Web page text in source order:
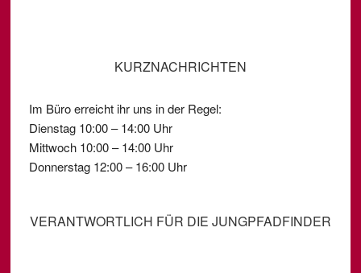
KURZNACHRICHTEN
Im Büro erreicht ihr uns in der Regel:
Dienstag 10:00 – 14:00 Uhr
Mittwoch 10:00 – 14:00 Uhr
Donnerstag 12:00 – 16:00 Uhr
VERANTWORTLICH FÜR DIE JUNGPFADFINDER